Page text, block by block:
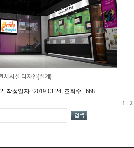
시시설 디자인(설계)
, 작성일자 : 2019-03-24, 조회수 : 668
1
2